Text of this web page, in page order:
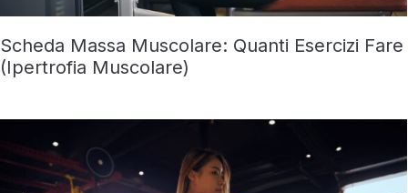
Scheda Massa Muscolare: Quanti Esercizi Fare
(Ipertrofia Muscolare)